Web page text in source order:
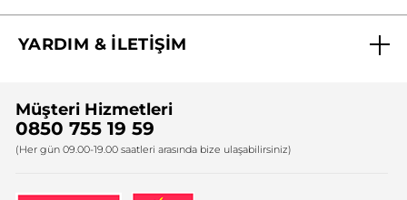
Yves Rocher Vakfı
YARDIM & İLETİŞİM
Bize Ulaşın
Firma Bilgileri
Müşteri Hizmetleri
0850 755 19 59
(Her gün 09.00-19.00 saatleri arasında bize ulaşabilirsiniz)